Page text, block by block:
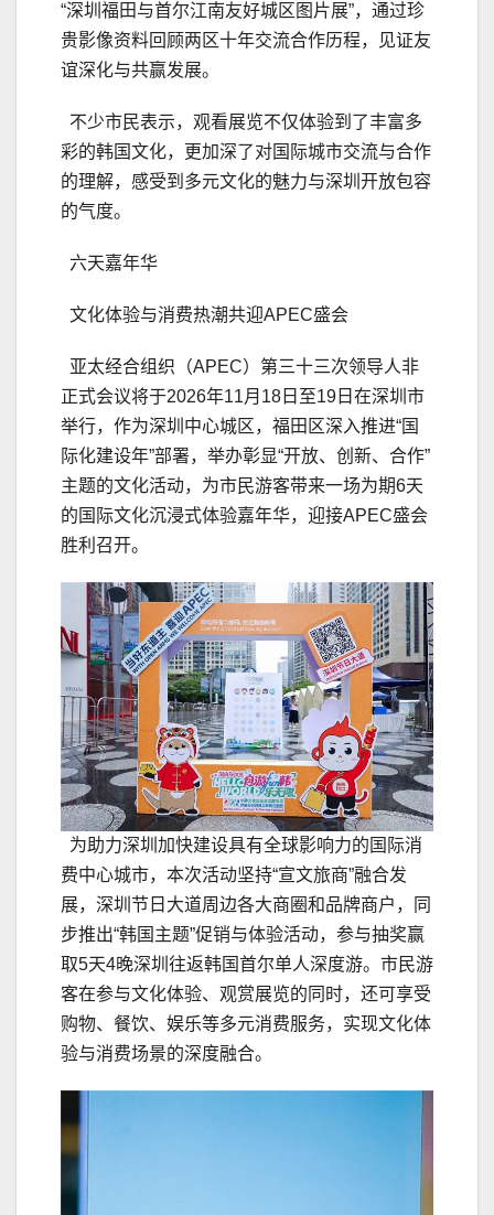
“深圳福田与首尔江南友好城区图片展”，通过珍
贵影像资料回顾两区十年交流合作历程，见证友
谊深化与共赢发展。
不少市民表示，观看展览不仅体验到了丰富多
彩的韩国文化，更加深了对国际城市交流与合作
的理解，感受到多元文化的魅力与深圳开放包容
的气度。
六天嘉年华
文化体验与消费热潮共迎APEC盛会
亚太经合组织（APEC）第三十三次领导人非
正式会议将于2026年11月18日至19日在深圳市
举行，作为深圳中心城区，福田区深入推进“国
际化建设年”部署，举办彰显“开放、创新、合作”
主题的文化活动，为市民游客带来一场为期6天
的国际文化沉浸式体验嘉年华，迎接APEC盛会
胜利召开。
为助力深圳加快建设具有全球影响力的国际消
费中心城市，本次活动坚持“宣文旅商”融合发
展，深圳节日大道周边各大商圈和品牌商户，同
步推出“韩国主题”促销与体验活动，参与抽奖赢
取5天4晚深圳往返韩国首尔单人深度游。市民游
客在参与文化体验、观赏展览的同时，还可享受
购物、餐饮、娱乐等多元消费服务，实现文化体
验与消费场景的深度融合。